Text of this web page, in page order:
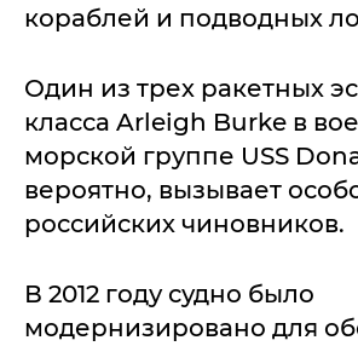
кораблей и подводных
Один из трех ракетных
класса Arleigh Burke в
морской группе USS
вероятно, вызывает
российских чиновников.
В 2012 году судно было
модернизировано для